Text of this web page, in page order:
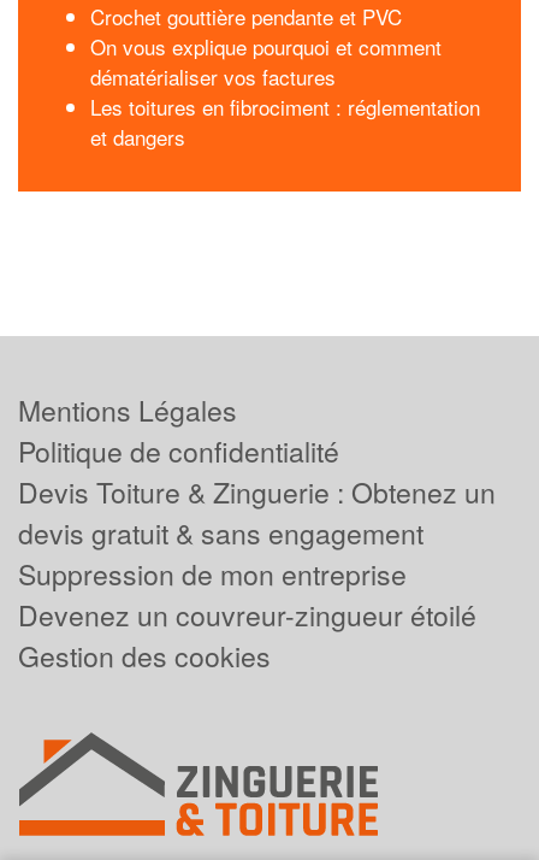
Crochet gouttière pendante et PVC
On vous explique pourquoi et comment
dématérialiser vos factures
Les toitures en fibrociment : réglementation
et dangers
Mentions Légales
Politique de confidentialité
Devis Toiture & Zinguerie : Obtenez un
devis gratuit & sans engagement
Suppression de mon entreprise
Devenez un couvreur-zingueur étoilé
Gestion des cookies